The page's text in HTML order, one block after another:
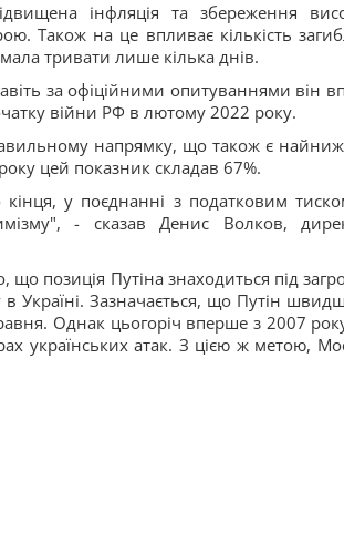
інфляція та збереження
Також на це впливає кількість
тривати лише кілька днів.
за офіційними опитуваннями він
війни РФ в лютому 2022 року.
напрямку, що також є
цей показник складав 67%.
у поєднанні з податковим
- сказав Денис Волков,
позиція Путіна знаходиться під
Україні. Зазначається, що Путін
Однак цьогоріч вперше з 2007
українських атак. З цією ж метою,